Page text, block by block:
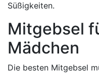
Süßigkeiten.
Mitgebsel
Mädchen
Die besten Mitgebsel